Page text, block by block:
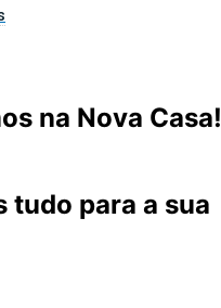
na Nova Casa!
tudo para a sua